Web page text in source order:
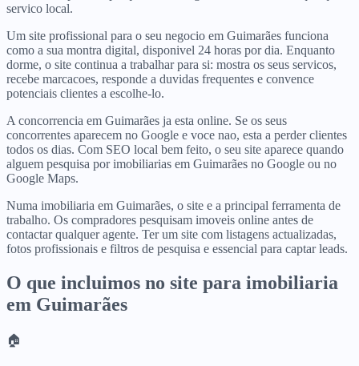
servico local.
Um site profissional para o seu negocio em Guimarães funciona
como a sua montra digital, disponivel 24 horas por dia. Enquanto
dorme, o site continua a trabalhar para si: mostra os seus servicos,
recebe marcacoes, responde a duvidas frequentes e convence
potenciais clientes a escolhe-lo.
A concorrencia em Guimarães ja esta online. Se os seus
concorrentes aparecem no Google e voce nao, esta a perder clientes
todos os dias. Com SEO local bem feito, o seu site aparece quando
alguem pesquisa por imobiliarias em Guimarães no Google ou no
Google Maps.
Numa imobiliaria em Guimarães, o site e a principal ferramenta de
trabalho. Os compradores pesquisam imoveis online antes de
contactar qualquer agente. Ter um site com listagens actualizadas,
fotos profissionais e filtros de pesquisa e essencial para captar leads.
O que incluimos no site para imobiliaria
em Guimarães
🏠